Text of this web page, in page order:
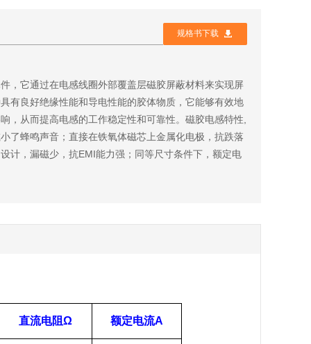
规格书下载
，它通过在电感线圈外部覆盖层磁胶屏蔽材料来实现屏
有良好绝缘性能和导电性能的胶体物质，它能够有效地
，从而提高电感的工作稳定性和可靠性。磁胶电感特性,
了蜂鸣声音；直接在铁氧体磁芯上金属化电极，抗跌落
计，漏磁少，抗EMI能力强；同等尺寸条件下，额定电
直流电阻Ω 额定电流A